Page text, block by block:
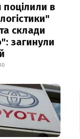
поцілили в
склади
загинули